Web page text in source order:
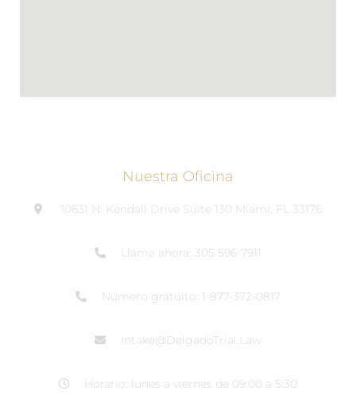
Nuestra Oficina
10631 N. Kendall Drive Suite 130 Miami, FL 33176
Llama ahora: 305 596-7911
Número gratuito: 1-877-372-0817
Intake@DelgadoTrial.Law
Horario: lunes a viernes de 09:00 a 5:30